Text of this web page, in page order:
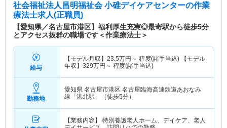
社会福祉法人昌明福祉会 小碓デイケアセンターの作業
療法士求人(正職員)
【愛知県／名古屋市港区】福利厚生充実◎最寄駅から徒歩5分
とアクセス抜群の職場です＜作業療法士＞
給与
【モデル月収】 23.5万円～ 程度(諸手当込) 【モデル
年収】 329万円～ 程度(諸手当込)
勤務地
愛知県 名古屋市港区 名古屋臨海高速鉄道あおなみ
線「港北駅」（徒歩5分）
【業務内容】 特別養護老人ホーム、デイケア、老人